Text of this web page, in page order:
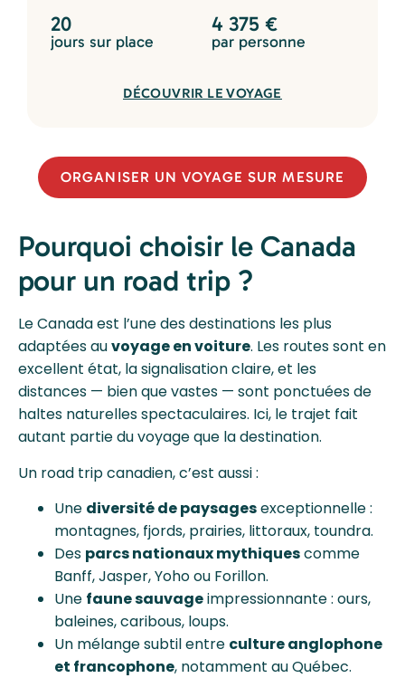
20
jours sur place
4 375 €
par personne
DÉCOUVRIR LE VOYAGE
ORGANISER UN VOYAGE SUR MESURE
Pourquoi choisir le Canada
pour un road trip ?
Le Canada est l’une des destinations les plus
adaptées auvoyage en voiture. Les routes sont en
excellent état, la signalisation claire, et les
distances — bien que vastes — sont ponctuées de
haltes naturelles spectaculaires. Ici, le trajet fait
autant partie du voyage que la destination.
Un road trip canadien, c’est aussi :
Une diversité de paysagesexceptionnelle :
montagnes, fjords, prairies, littoraux, toundra.
Des parcs nationaux mythiquescomme
Banff, Jasper, Yoho ou Forillon.
Une faune sauvageimpressionnante : ours,
baleines, caribous, loups.
Un mélange subtil entre culture anglophone
et francophone, notamment au Québec.